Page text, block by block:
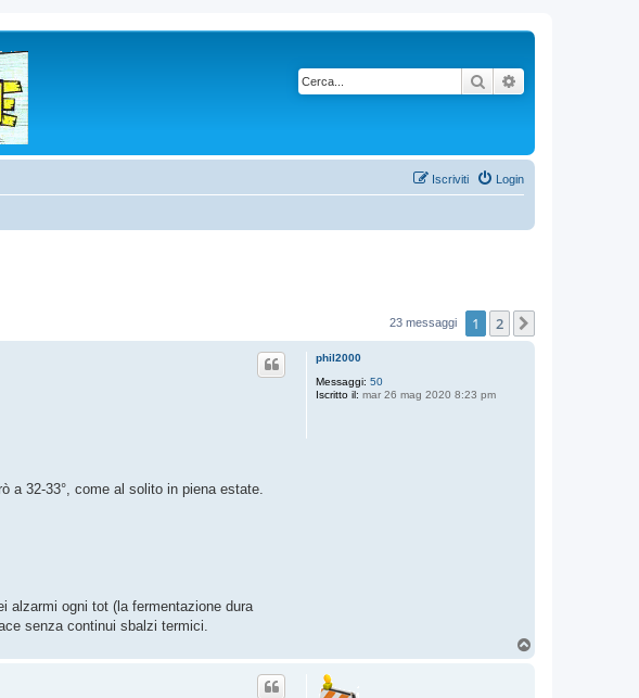
Cerca
Login
Iscriviti
23 messaggi 1 2
phil2000
Messaggi: 50
Iscritto il: mar 26 mag 2020 8:23 pm
a 32-33°, come al solito in piena estate.
alzarmi ogni tot (la fermentazione dura
senza continui sbalzi termici.